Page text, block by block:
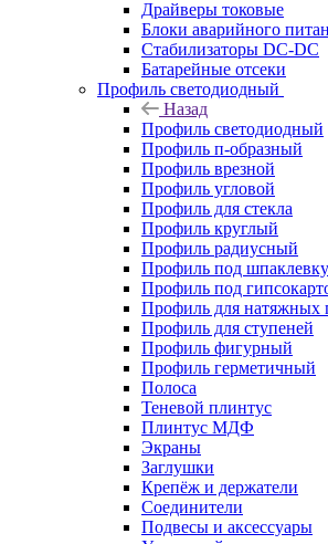
Драйверы токовые
Блоки аварийного
Стабилизаторы DC-DC
Батарейные отсеки
Профиль светодиодный
Назад
Профиль светодиодный
Профиль п-образный
Профиль врезной
Профиль угловой
Профиль для стекла
Профиль круглый
Профиль радиусный
Профиль под шпаклевку
Профиль под
Профиль для натяжных
Профиль для ступеней
Профиль фигурный
Профиль герметичный
Полоса
Теневой плинтус
Плинтус МДФ
Экраны
Заглушки
Крепёж и держатели
Соединители
Подвесы и аксессуары